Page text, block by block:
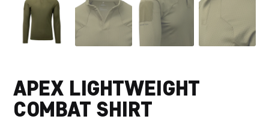
APEX LIGHTWEIGHT
COMBAT SHIRT